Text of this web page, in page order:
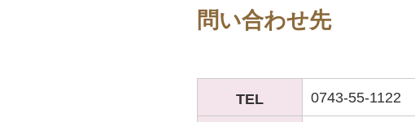
問い合わせ先
TEL 0743-55-1122